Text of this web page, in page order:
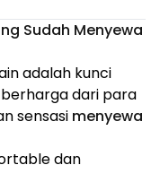
Sudah Menyewa
adalah kunci
dari para
sensasi menyewa
dan